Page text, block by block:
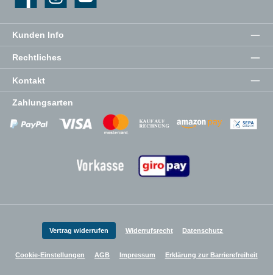
Kunden Info
Rechtliches
Kontakt
Instagram YouTube
Zahlungsarten
Zahlungsanbieter Zahlungsanbieter
Zahlungsanbieter
Vertrag widerrufen Widerrufsrecht Datenschutz
Cookie-Einstellungen AGB Impressum Erklärung zur Barrierefreiheit